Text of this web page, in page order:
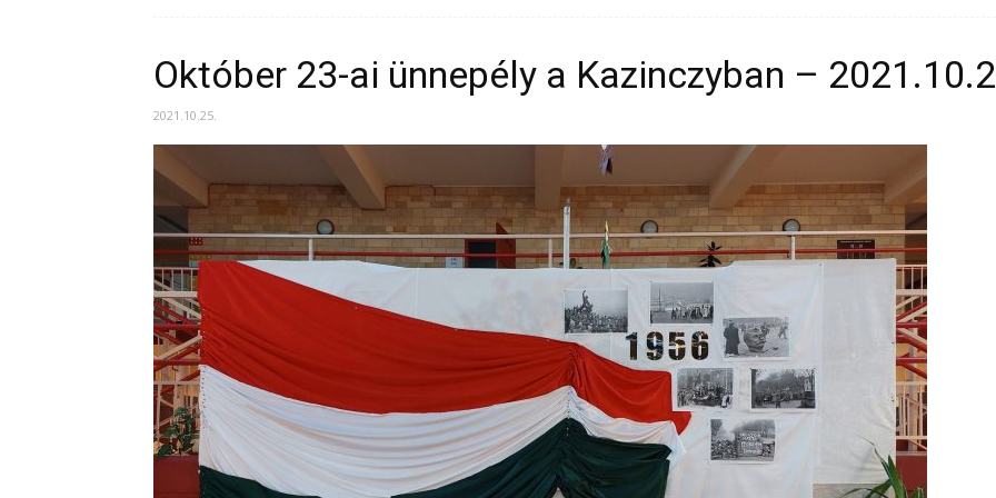
Október 23-ai ünnepély a Kazinczyban –
2021.10.25.